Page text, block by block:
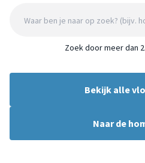
Zoek door meer dan
Bekijk alle
Naar de